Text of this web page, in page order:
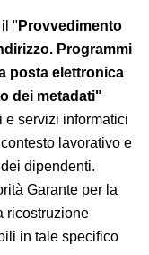
il
- Documento di
di
contesto
e servizi
nel
metadati delle
emanato
dei dati